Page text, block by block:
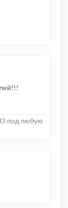
под любую